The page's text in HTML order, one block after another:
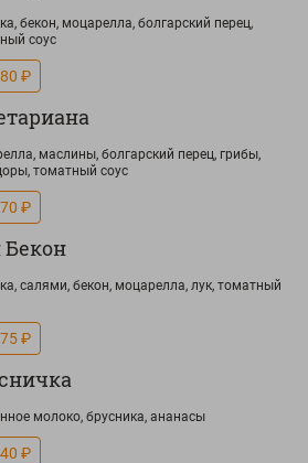
бекон, моцарелла, болгарский перец,
соус
₽
маслины, болгарский перец, грибы,
томатный соус
₽
салями, бекон, моцарелла, лук, томатный
₽
молоко, брусника, ананасы
₽